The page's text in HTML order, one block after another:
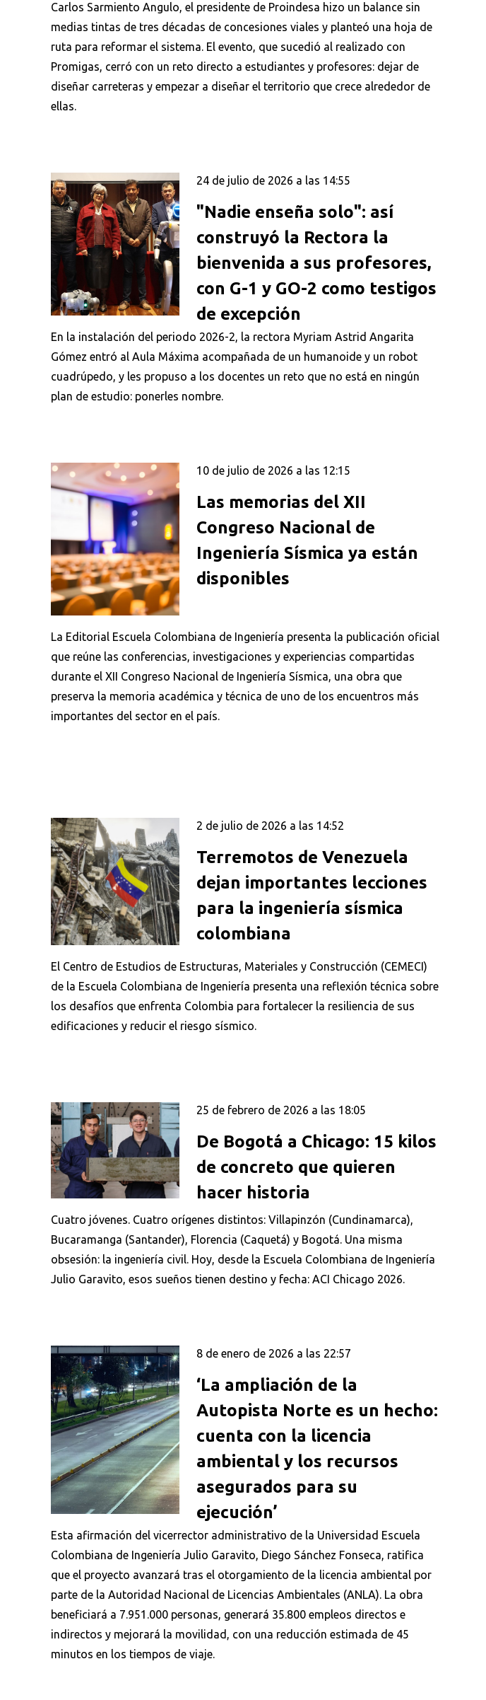
Carlos Sarmiento Angulo, el presidente de Proindesa hizo un balance sin
medias tintas de tres décadas de concesiones viales y planteó una hoja de
ruta para reformar el sistema. El evento, que sucedió al realizado con
Promigas, cerró con un reto directo a estudiantes y profesores: dejar de
diseñar carreteras y empezar a diseñar el territorio que crece alrededor de
ellas.
24 de julio de 2026 a las 14:55
"Nadie enseña solo": así
construyó la Rectora la
bienvenida a sus profesores,
con G-1 y GO-2 como testigos
de excepción
En la instalación del periodo 2026-2, la rectora Myriam Astrid Angarita
Gómez entró al Aula Máxima acompañada de un humanoide y un robot
cuadrúpedo, y les propuso a los docentes un reto que no está en ningún
plan de estudio: ponerles nombre.
10 de julio de 2026 a las 12:15
Las memorias del XII
Congreso Nacional de
Ingeniería Sísmica ya están
disponibles
La Editorial Escuela Colombiana de Ingeniería presenta la publicación oficial
que reúne las conferencias, investigaciones y experiencias compartidas
durante el XII Congreso Nacional de Ingeniería Sísmica, una obra que
preserva la memoria académica y técnica de uno de los encuentros más
importantes del sector en el país.
2 de julio de 2026 a las 14:52
Terremotos de Venezuela
dejan importantes lecciones
para la ingeniería sísmica
colombiana
El Centro de Estudios de Estructuras, Materiales y Construcción (CEMECI)
de la Escuela Colombiana de Ingeniería presenta una reflexión técnica sobre
los desafíos que enfrenta Colombia para fortalecer la resiliencia de sus
edificaciones y reducir el riesgo sísmico.
25 de febrero de 2026 a las 18:05
De Bogotá a Chicago: 15 kilos
de concreto que quieren
hacer historia
Cuatro jóvenes. Cuatro orígenes distintos: Villapinzón (Cundinamarca),
Bucaramanga (Santander), Florencia (Caquetá) y Bogotá. Una misma
obsesión: la ingeniería civil. Hoy, desde la Escuela Colombiana de Ingeniería
Julio Garavito, esos sueños tienen destino y fecha: ACI Chicago 2026.
8 de enero de 2026 a las 22:57
‘La ampliación de la
Autopista Norte es un hecho:
cuenta con la licencia
ambiental y los recursos
asegurados para su
ejecución’
Esta afirmación del vicerrector administrativo de la Universidad Escuela
Colombiana de Ingeniería Julio Garavito, Diego Sánchez Fonseca, ratifica
que el proyecto avanzará tras el otorgamiento de la licencia ambiental por
parte de la Autoridad Nacional de Licencias Ambientales (ANLA). La obra
beneficiará a 7.951.000 personas, generará 35.800 empleos directos e
indirectos y mejorará la movilidad, con una reducción estimada de 45
minutos en los tiempos de viaje.
Busca en la escuela
¿Qué buscas?